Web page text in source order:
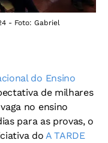
- Foto: Gabriel
do Ensino
de milhares
no ensino
para as provas, o
do A TARDE